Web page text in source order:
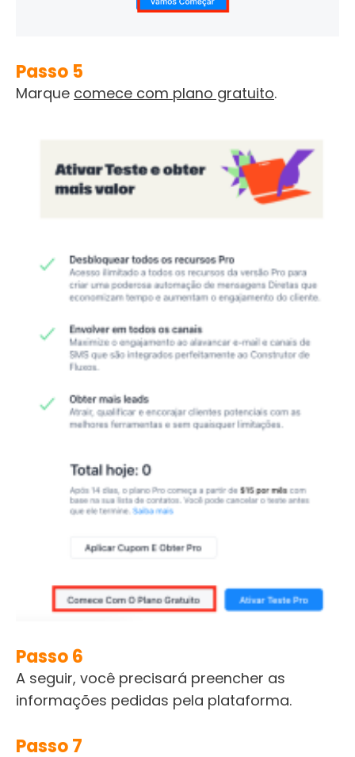
Passo 5
Marque comece com plano gratuito.
Passo 6
A seguir, você precisará preencher as
informações pedidas pela plataforma.
Passo 7